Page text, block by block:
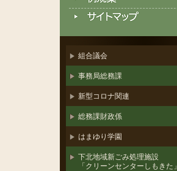
組合議会
事務局総務課
新型コロナ関連
総務課財政係
はまゆり学園
下北地域新ごみ処理施設
「クリーンセンターしもきた」